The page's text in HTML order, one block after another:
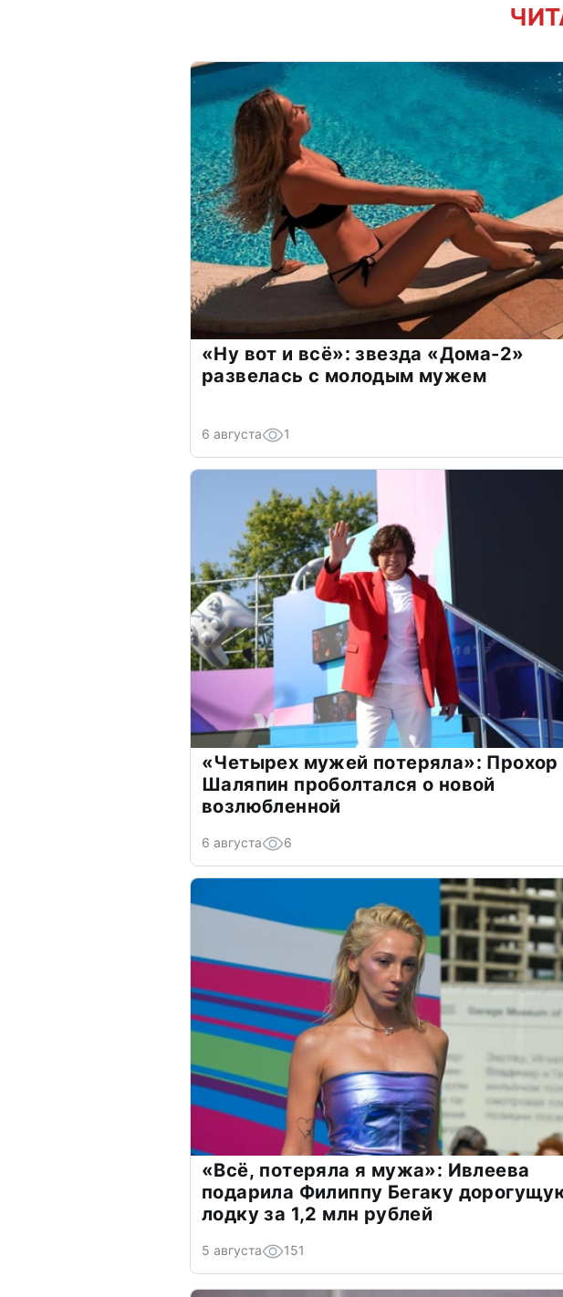
«Ну вот и всё»: звезда «Дома-2»
развелась с молодым мужем
6 августа 1
«Четырех мужей потеряла»: Прохор
Шаляпин проболтался о новой
возлюбленной
6 августа 6
«Всё, потеряла я мужа»: Ивлеева
подарила Филиппу Бегаку
лодку за 1,2 млн рублей
5 августа 151